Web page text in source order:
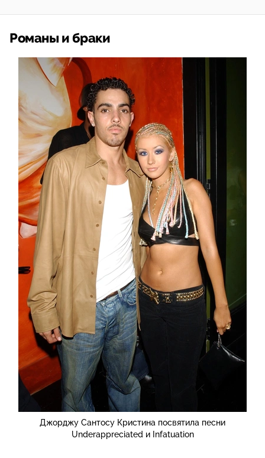
Романы и браки
Джорджу Сантосу Кристина посвятила песни
Underappreciated и Infatuation